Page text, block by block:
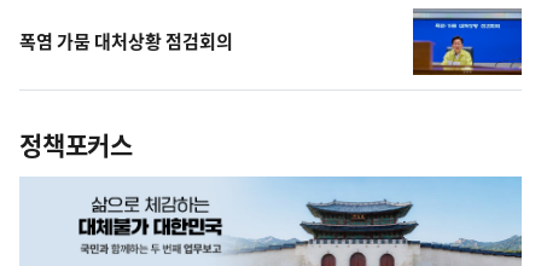
폭염 가뭄 대처상황 점검회의
정책포커스